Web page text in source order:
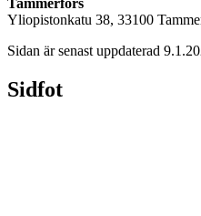
Tammerfors
Yliopistonkatu 38, 33100
Sidan är senast uppdaterad
Sidfot